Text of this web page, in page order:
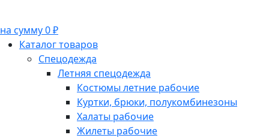
на сумму 0 ₽
Каталог товаров
Спецодежда
Летняя спецодежда
Костюмы летние рабочие
Куртки, брюки, полукомбинезоны
Халаты рабочие
Жилеты рабочие